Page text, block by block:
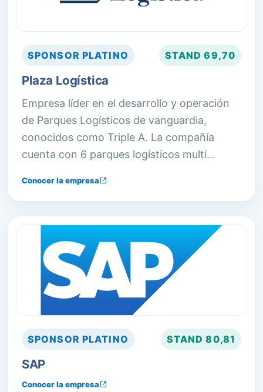
SPONSOR PLATINO STAND69,70
Plaza Logística
Empresa líder en el desarrollo y operación
de Parques Logísticos de vanguardia,
conocidos como Triple A. La compañía
cuenta con 6 parques logísticos multi
de naves sobre casi 1.000.000 m2 de
Conocer la empresa
SPONSOR PLATINO STAND80,81
SAP
Conocer la empresa